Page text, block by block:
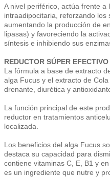
A nivel periférico, actúa frente a
intraadipocitaria, reforzando los
aumentando la producción de
lipasas) y favoreciendo la
síntesis e inhibiendo sus
REDUCTOR SÚPER EFECTIVO
La fórmula a base de extracto
alga Fucus y el extracto de
drenante, diurética y
La función principal de este
reductor en tratamientos
localizada.
Los beneficios del alga Fucus
destaca su capacidad para
contiene vitaminas C, E, B1 y
es un ingrediente que nutre y